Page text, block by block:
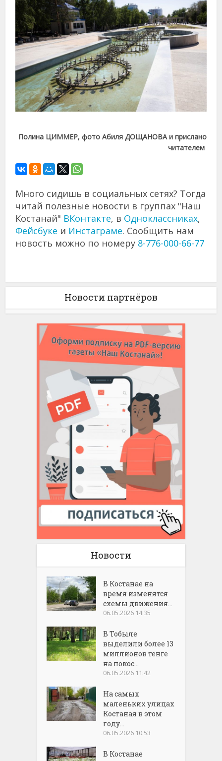
Полина ЦИММЕР, фото Абиля ДОЩАНОВА и прислано
читателем
Много сидишь в социальных сетях? Тогда
читай полезные новости в группах "Наш
Костанай" ВКонтакте, в Одноклассниках,
Фейсбуке и Инстаграме. Сообщить нам
новость можно по номеру 8-776-000-66-77
Новости партнёров
Новости
В Костанае на
время изменятся
схемы движения...
06.05.2026 14:35
В Тобыле
выделили более 13
миллионов тенге
на покос...
06.05.2026 11:42
На самых
маленьких улицах
Костаная в этом
году...
06.05.2026 10:53
В Костанае